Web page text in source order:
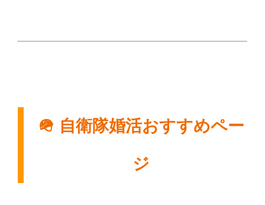
🪖 自衛隊婚活おすすめペー
ジ